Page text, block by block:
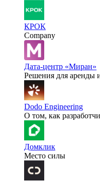
КРОК
Company
Дата-центр «Миран»
Решения для аренды
Dodo Engineering
О том, как
Домклик
Место силы